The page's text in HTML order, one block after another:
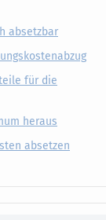
absetzbar
für die
heraus
absetzen